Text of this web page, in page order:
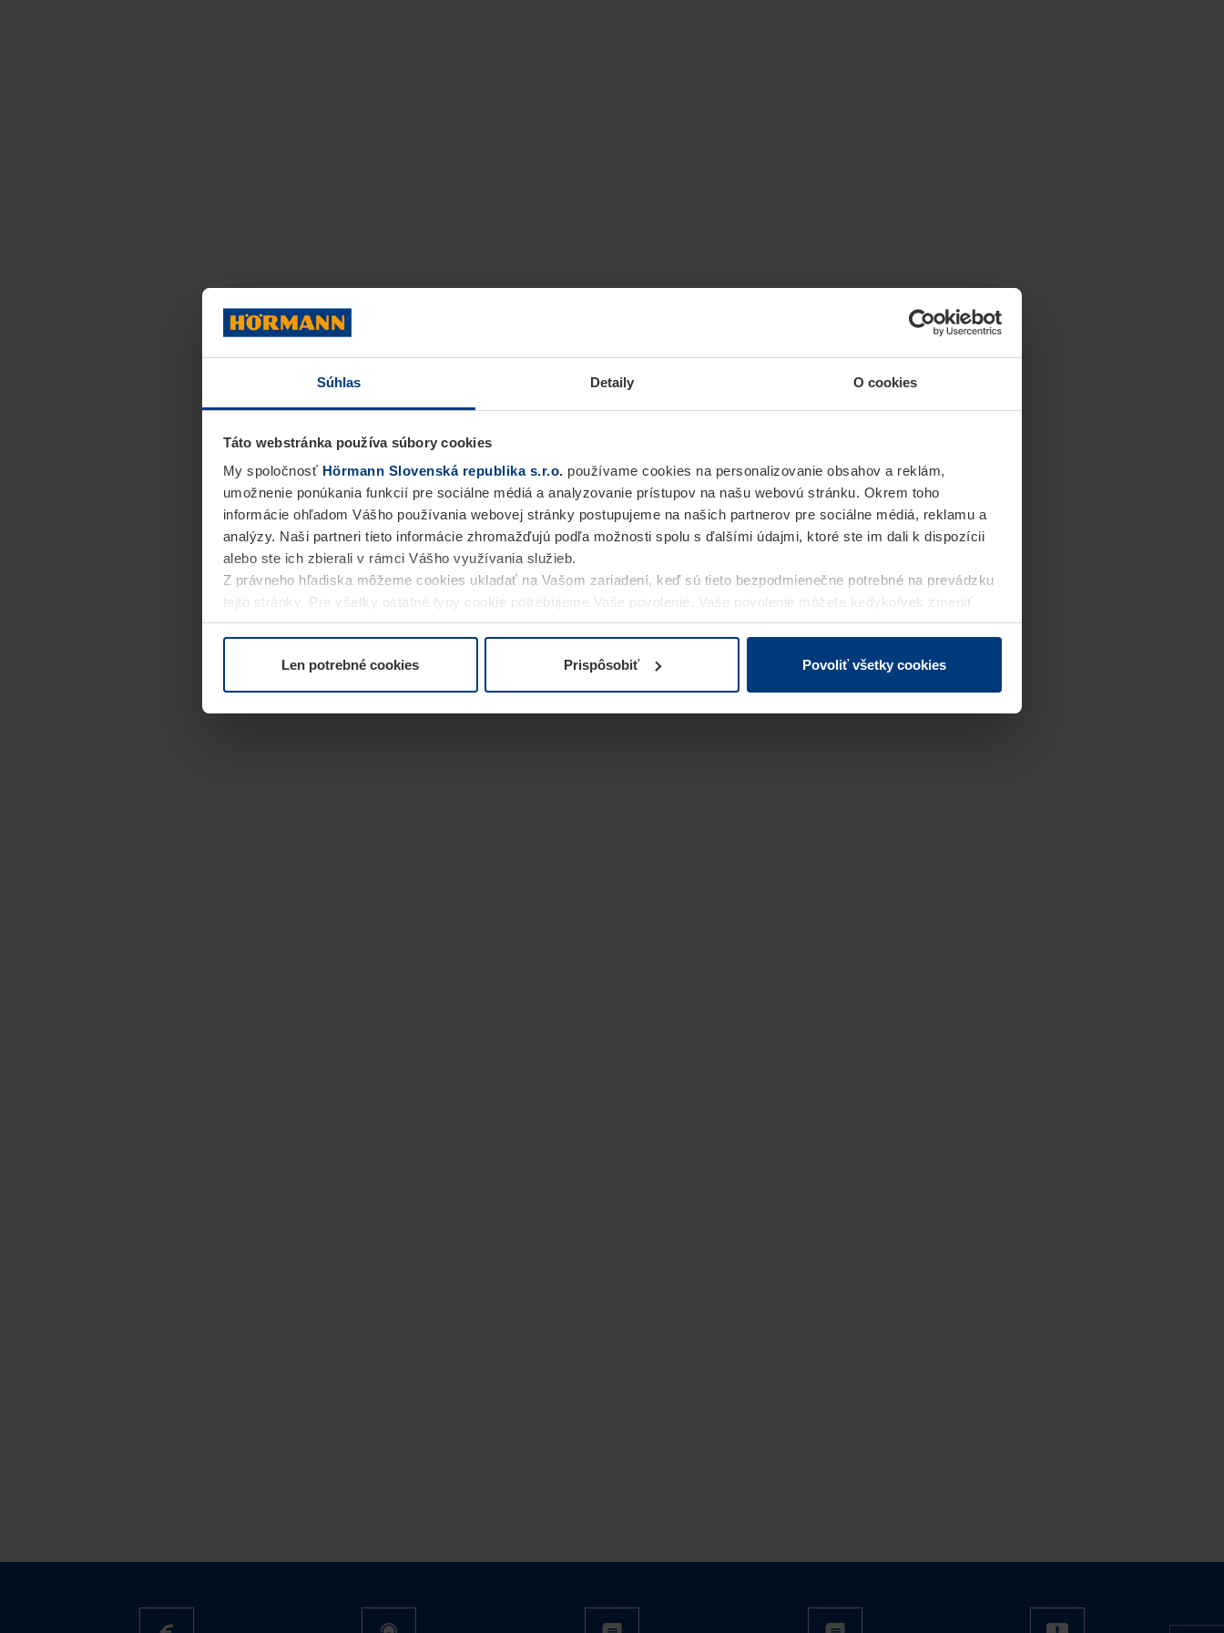
Súhlas Detaily O cookies
Táto webstránka používa súbory cookies
My spoločnosť Hörmann Slovenská republika s.r.o. používame cookies na personalizovanie obsahov a reklám,
umožnenie ponúkania funkcií pre sociálne médiá a analyzovanie prístupov na našu webovú stránku. Okrem toho
informácie ohľadom Vášho používania webovej stránky postupujeme na našich partnerov pre sociálne médiá, reklamu a
analýzy. Naši partneri tieto informácie zhromažďujú podľa možnosti spolu s ďalšími údajmi, ktoré ste im dali k dispozícii
alebo ste ich zbierali v rámci Vášho využívania služieb.
Z právneho hľadiska môžeme cookies ukladať na Vašom zariadení, keď sú tieto bezpodmienečne potrebné na prevádzku
tejto stránky. Pre všetky ostatné typy cookie potrebujeme Vaše povolenie. Vaše povolenie môžete kedykoľvek zmeniť
alebo odvolať vo vysvetlení cookie na stránkeVyhlásenie o ochrane osobných údajovnašej webovej stránky.
Len potrebné cookies Prispôsobiť Povoliť všetky cookies